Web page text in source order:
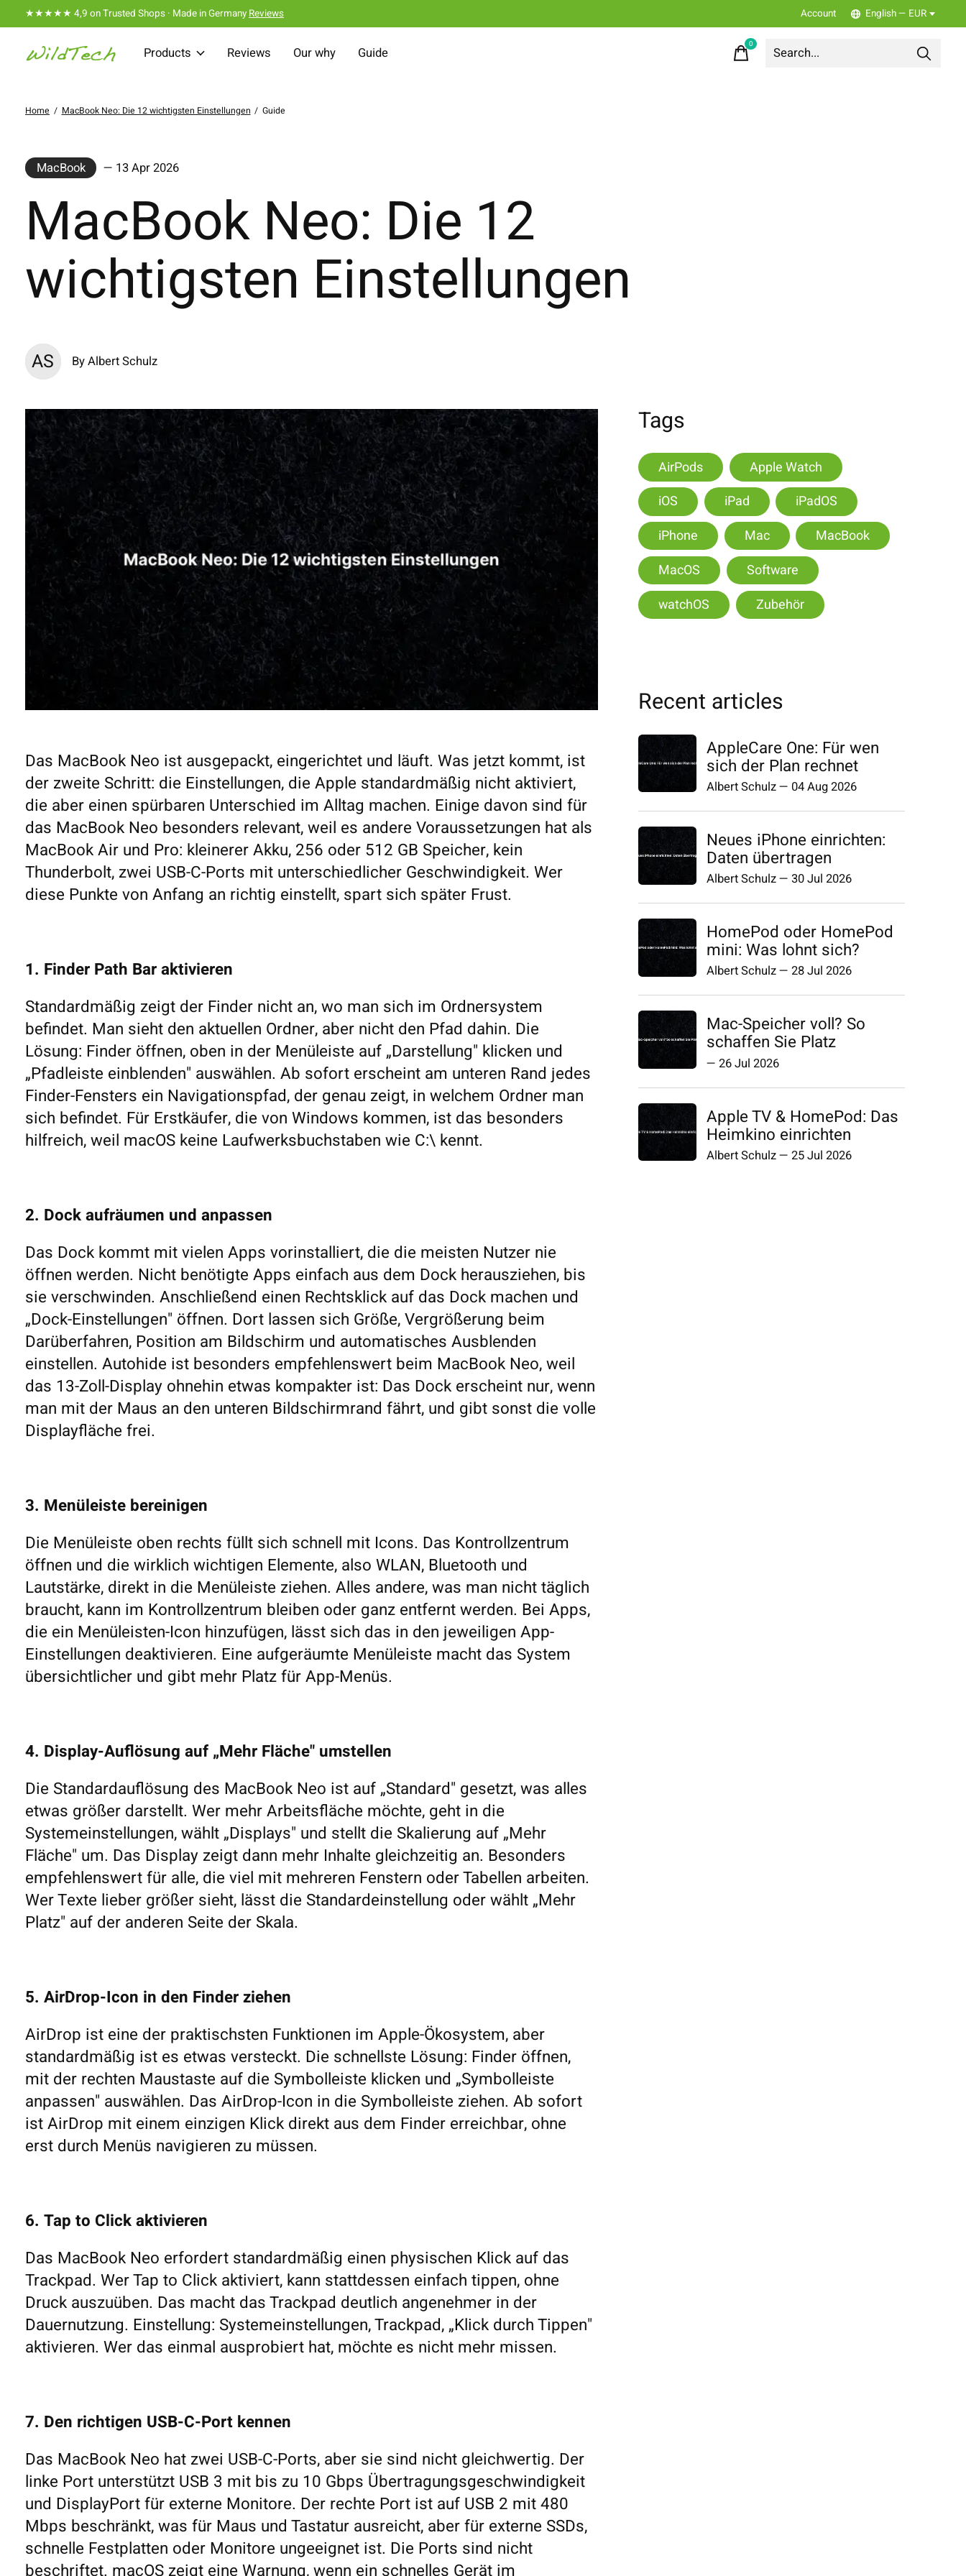
★★★★★ 4,9 on Trusted Shops · Made in GermanyReviews Account English — EUR
Products Reviews Our why Guide
0items
Home / MacBook Neo: Die 12 wichtigsten Einstellungen / Guide
MacBook — 13 Apr 2026
MacBook Neo: Die 12
wichtigsten Einstellungen
AS By Albert Schulz
Das MacBook Neo ist ausgepackt, eingerichtet und läuft. Was jetzt kommt, ist
der zweite Schritt: die Einstellungen, die Apple standardmäßig nicht aktiviert,
die aber einen spürbaren Unterschied im Alltag machen. Einige davon sind für
das MacBook Neo besonders relevant, weil es andere Voraussetzungen hat als
MacBook Air und Pro: kleinerer Akku, 256 oder 512 GB Speicher, kein
Thunderbolt, zwei USB-C-Ports mit unterschiedlicher Geschwindigkeit. Wer
diese Punkte von Anfang an richtig einstellt, spart sich später Frust.
1. Finder Path Bar aktivieren
Standardmäßig zeigt der Finder nicht an, wo man sich im Ordnersystem
befindet. Man sieht den aktuellen Ordner, aber nicht den Pfad dahin. Die
Lösung: Finder öffnen, oben in der Menüleiste auf „Darstellung" klicken und
„Pfadleiste einblenden" auswählen. Ab sofort erscheint am unteren Rand jedes
Finder-Fensters ein Navigationspfad, der genau zeigt, in welchem Ordner man
sich befindet. Für Erstkäufer, die von Windows kommen, ist das besonders
hilfreich, weil macOS keine Laufwerksbuchstaben wie C:\ kennt.
2. Dock aufräumen und anpassen
Das Dock kommt mit vielen Apps vorinstalliert, die die meisten Nutzer nie
öffnen werden. Nicht benötigte Apps einfach aus dem Dock herausziehen, bis
sie verschwinden. Anschließend einen Rechtsklick auf das Dock machen und
„Dock-Einstellungen" öffnen. Dort lassen sich Größe, Vergrößerung beim
Darüberfahren, Position am Bildschirm und automatisches Ausblenden
einstellen. Autohide ist besonders empfehlenswert beim MacBook Neo, weil
das 13-Zoll-Display ohnehin etwas kompakter ist: Das Dock erscheint nur, wenn
man mit der Maus an den unteren Bildschirmrand fährt, und gibt sonst die volle
Displayfläche frei.
3. Menüleiste bereinigen
Die Menüleiste oben rechts füllt sich schnell mit Icons. Das Kontrollzentrum
öffnen und die wirklich wichtigen Elemente, also WLAN, Bluetooth und
Lautstärke, direkt in die Menüleiste ziehen. Alles andere, was man nicht täglich
braucht, kann im Kontrollzentrum bleiben oder ganz entfernt werden. Bei Apps,
die ein Menüleisten-Icon hinzufügen, lässt sich das in den jeweiligen App-
Einstellungen deaktivieren. Eine aufgeräumte Menüleiste macht das System
übersichtlicher und gibt mehr Platz für App-Menüs.
4. Display-Auflösung auf „Mehr Fläche" umstellen
Die Standardauflösung des MacBook Neo ist auf „Standard" gesetzt, was alles
etwas größer darstellt. Wer mehr Arbeitsfläche möchte, geht in die
Systemeinstellungen, wählt „Displays" und stellt die Skalierung auf „Mehr
Fläche" um. Das Display zeigt dann mehr Inhalte gleichzeitig an. Besonders
empfehlenswert für alle, die viel mit mehreren Fenstern oder Tabellen arbeiten.
Wer Texte lieber größer sieht, lässt die Standardeinstellung oder wählt „Mehr
Platz" auf der anderen Seite der Skala.
5. AirDrop-Icon in den Finder ziehen
AirDrop ist eine der praktischsten Funktionen im Apple-Ökosystem, aber
standardmäßig ist es etwas versteckt. Die schnellste Lösung: Finder öffnen,
mit der rechten Maustaste auf die Symbolleiste klicken und „Symbolleiste
anpassen" auswählen. Das AirDrop-Icon in die Symbolleiste ziehen. Ab sofort
ist AirDrop mit einem einzigen Klick direkt aus dem Finder erreichbar, ohne
erst durch Menüs navigieren zu müssen.
6. Tap to Click aktivieren
Das MacBook Neo erfordert standardmäßig einen physischen Klick auf das
Trackpad. Wer Tap to Click aktiviert, kann stattdessen einfach tippen, ohne
Druck auszuüben. Das macht das Trackpad deutlich angenehmer in der
Dauernutzung. Einstellung: Systemeinstellungen, Trackpad, „Klick durch Tippen"
aktivieren. Wer das einmal ausprobiert hat, möchte es nicht mehr missen.
7. Den richtigen USB-C-Port kennen
Das MacBook Neo hat zwei USB-C-Ports, aber sie sind nicht gleichwertig. Der
linke Port unterstützt USB 3 mit bis zu 10 Gbps Übertragungsgeschwindigkeit
und DisplayPort für externe Monitore. Der rechte Port ist auf USB 2 mit 480
Mbps beschränkt, was für Maus und Tastatur ausreicht, aber für externe SSDs,
schnelle Festplatten oder Monitore ungeeignet ist. Die Ports sind nicht
beschriftet. macOS zeigt eine Warnung, wenn ein schnelles Gerät im
Tags
AirPods
Apple Watch
iOS
iPad
iPadOS
iPhone
Mac
MacBook
MacOS
Software
watchOS
Zubehör
Recent articles
AppleCare One: Für wen
sich der Plan rechnet
Albert Schulz— 04 Aug 2026
Neues iPhone einrichten:
Daten übertragen
Albert Schulz— 30 Jul 2026
HomePod oder HomePod
mini: Was lohnt sich?
Albert Schulz— 28 Jul 2026
Mac-Speicher voll? So
schaffen Sie Platz
— 26 Jul 2026
Apple TV & HomePod: Das
Heimkino einrichten
Albert Schulz— 25 Jul 2026